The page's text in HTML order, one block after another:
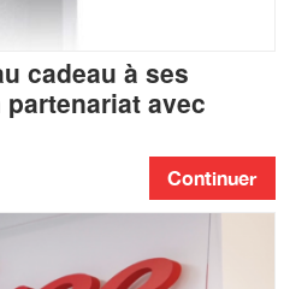
cadeau à ses
avec
Continuer